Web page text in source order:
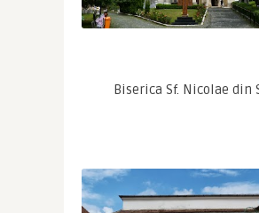
Biserica Sf. Nicolae din